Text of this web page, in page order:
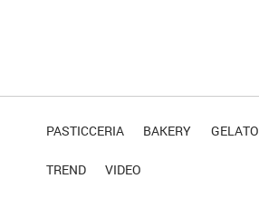
PASTICCERIA BAKERY GELATO
TREND VIDEO